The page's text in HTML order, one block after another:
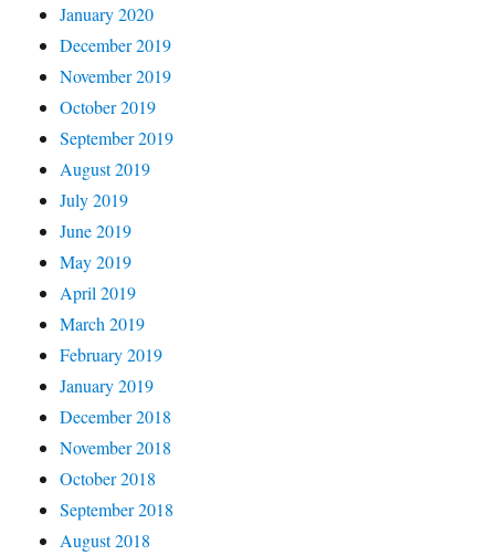
January 2020
December 2019
November 2019
October 2019
September 2019
August 2019
July 2019
June 2019
May 2019
April 2019
March 2019
February 2019
January 2019
December 2018
November 2018
October 2018
September 2018
August 2018